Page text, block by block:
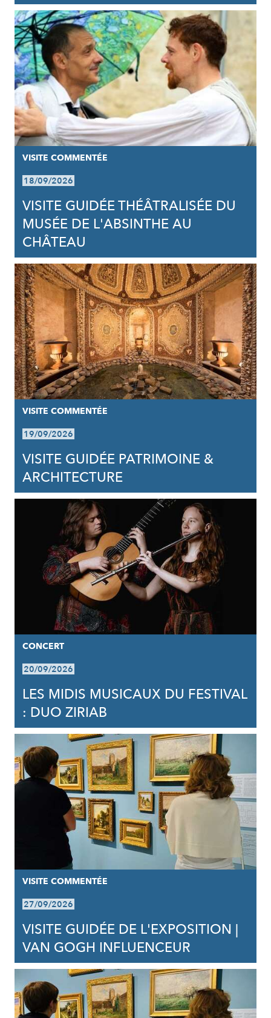
VISITE COMMENTÉE
18/09/2026
VISITE GUIDÉE THÉÂTRALISÉE DU
MUSÉE DE L'ABSINTHE AU
CHÂTEAU
VISITE COMMENTÉE
19/09/2026
VISITE GUIDÉE PATRIMOINE &
ARCHITECTURE
CONCERT
20/09/2026
LES MIDIS MUSICAUX DU FESTIVAL
: DUO ZIRIAB
VISITE COMMENTÉE
27/09/2026
VISITE GUIDÉE DE L'EXPOSITION |
VAN GOGH INFLUENCEUR